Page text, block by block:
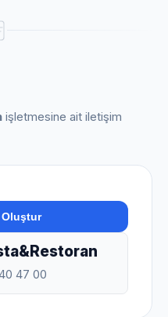
işletmesine ait iletişim
Oluştur
47 00